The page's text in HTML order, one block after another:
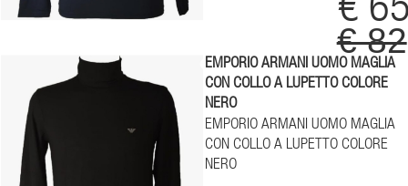
€ 82
EMPORIO ARMANI UOMO MAGLIA
CON COLLO A LUPETTO COLORE
NERO
EMPORIO ARMANI UOMO MAGLIA
CON COLLO A LUPETTO COLORE
NERO